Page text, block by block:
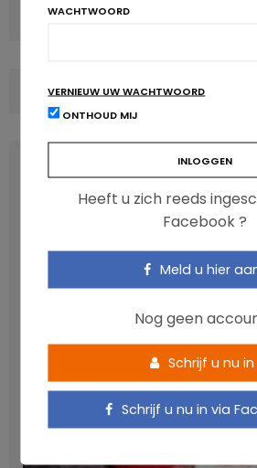
Duurzaam eten met vlees en
COMMENTS (0)
Anthocyanen: gunstig voor de
gezondheid
WACHTWOORD
VERNIEUW UW WACHTWOORD
ONTHOUD MIJ
Heeft u zich reeds
Facebook ?
Meld u hier
Nog geen
Schrijf u nu in
Schrijf u nu in via